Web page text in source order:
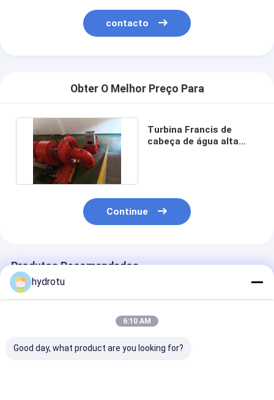
contacto
Obter O Melhor Preço Para
Turbina Francis de
cabeça de água alta
Continue
Produtos Recomendados
hydrotu
6:10 AM
Good day, what product are you looking for?